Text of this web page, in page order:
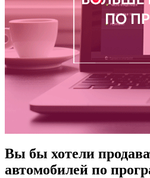
Вы бы хотели
автомобилей по